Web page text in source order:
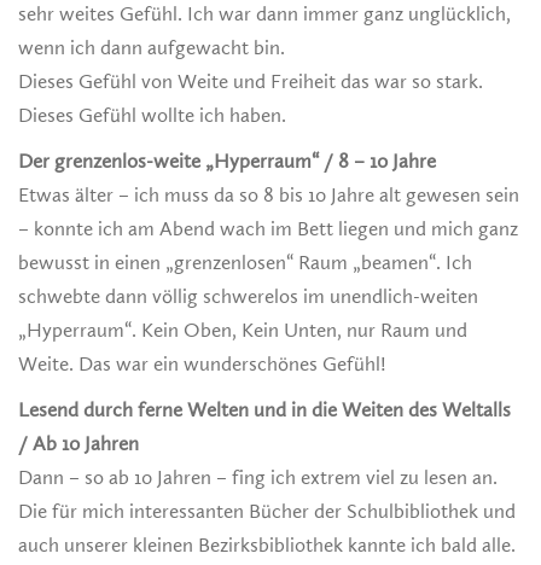
sehr weites Gefühl. Ich war dann immer ganz unglücklich,
wenn ich dann aufgewacht bin.
Dieses Gefühl von Weite und Freiheit das war so stark.
Dieses Gefühl wollte ich haben.
Der grenzenlos-weite „Hyperraum“ / 8 – 10 Jahre
Etwas älter – ich muss da so 8 bis 10 Jahre alt gewesen sein
– konnte ich am Abend wach im Bett liegen und mich ganz
bewusst in einen „grenzenlosen“ Raum „beamen“. Ich
schwebte dann völlig schwerelos im unendlich-weiten
„Hyperraum“. Kein Oben, Kein Unten, nur Raum und
Weite. Das war ein wunderschönes Gefühl!
Lesend durch ferne Welten und in die Weiten des Weltalls
/ Ab 10 Jahren
Dann – so ab 10 Jahren – fing ich extrem viel zu lesen an.
Die für mich interessanten Bücher der Schulbibliothek und
auch unserer kleinen Bezirksbibliothek kannte ich bald alle.